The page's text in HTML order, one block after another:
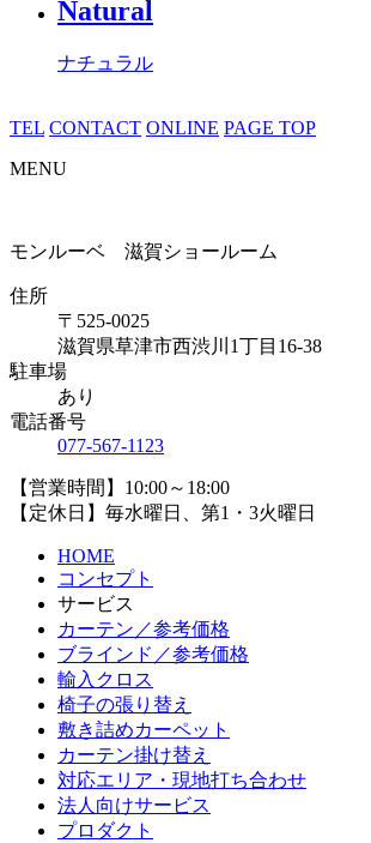
Natural
ナチュラル
TEL CONTACT ONLINE PAGE TOP
MENU
モンルーベ 滋賀ショールーム
住所
〒525-0025
滋賀県草津市西渋川1丁目16-38
駐車場
あり
電話番号
077-567-1123
【営業時間】10:00～18:00
【定休日】毎水曜日、第1・3火曜日
HOME
コンセプト
サービス
カーテン／参考価格
ブラインド／参考価格
輸入クロス
椅子の張り替え
敷き詰めカーペット
カーテン掛け替え
対応エリア・現地打ち合わせ
法人向けサービス
プロダクト